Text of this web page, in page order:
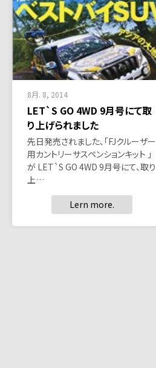
8月. 8, 2014
LET`S GO 4WD 9月号にて取
り上げられました
先日発売されました、「FJクルーザー
用カントリーサスペンションキット 」
が LET`S GO 4WD 9月号にて、取り
上…
Lern more.